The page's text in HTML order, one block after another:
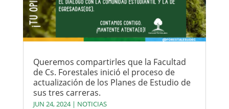
Queremos compartirles que la Facultad
de Cs. Forestales inició el proceso de
actualización de los Planes de Estudio de
sus tres carreras.
JUN 24, 2024| NOTICIAS